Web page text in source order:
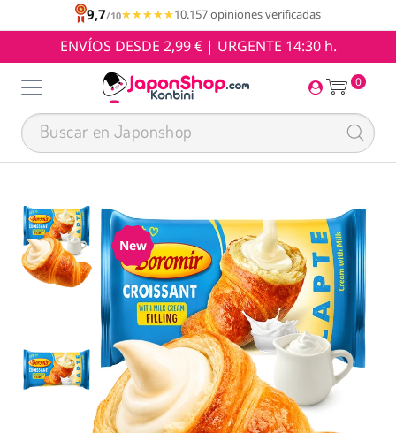
9,7/10★★★★★
★★★★★10.157 opiniones verificadas
ENVÍOS DESDE 2,99 € | URGENTE 14:30 h.
0
New